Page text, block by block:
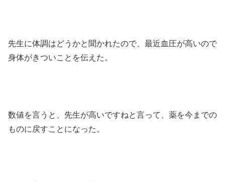
先生に体調はどうかと聞かれたので、最近血圧が高いので
身体がきついことを伝えた。
数値を言うと、先生が高いですねと言って、薬を今までの
ものに戻すことになった。